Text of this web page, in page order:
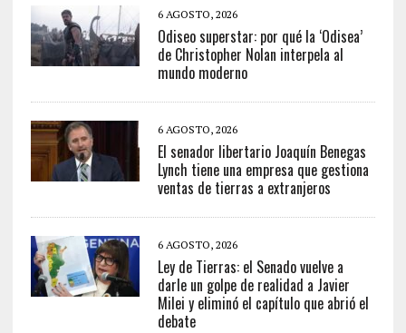
6 AGOSTO, 2026
Odiseo superstar: por qué la ‘Odisea’
de Christopher Nolan interpela al
mundo moderno
6 AGOSTO, 2026
El senador libertario Joaquín Benegas
Lynch tiene una empresa que gestiona
ventas de tierras a extranjeros
6 AGOSTO, 2026
Ley de Tierras: el Senado vuelve a
darle un golpe de realidad a Javier
Milei y eliminó el capítulo que abrió el
debate